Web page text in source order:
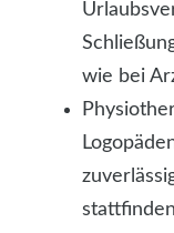
wie bei